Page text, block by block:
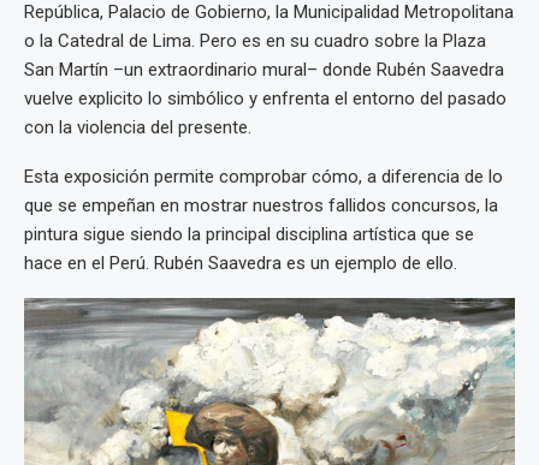
República, Palacio de Gobierno, la Municipalidad Metropolitana
o la Catedral de Lima. Pero es en su cuadro sobre la Plaza
San Martín –un extraordinario mural– donde Rubén Saavedra
vuelve explicito lo simbólico y enfrenta el entorno del pasado
con la violencia del presente.
Esta exposición permite comprobar cómo, a diferencia de lo
que se empeñan en mostrar nuestros fallidos concursos, la
pintura sigue siendo la principal disciplina artística que se
hace en el Perú. Rubén Saavedra es un ejemplo de ello.